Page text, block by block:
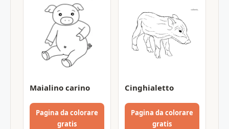
Maialino carino
Pagina da colorare
gratis
Cinghialetto
Pagina da colorare
gratis